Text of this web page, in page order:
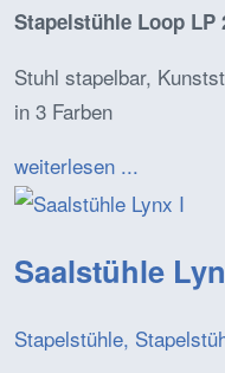
Stapelstühle Loop LP
Stuhl stapelbar,
in 3 Farben
weiterlesen ...
Saalstühle
Stapelstühle,